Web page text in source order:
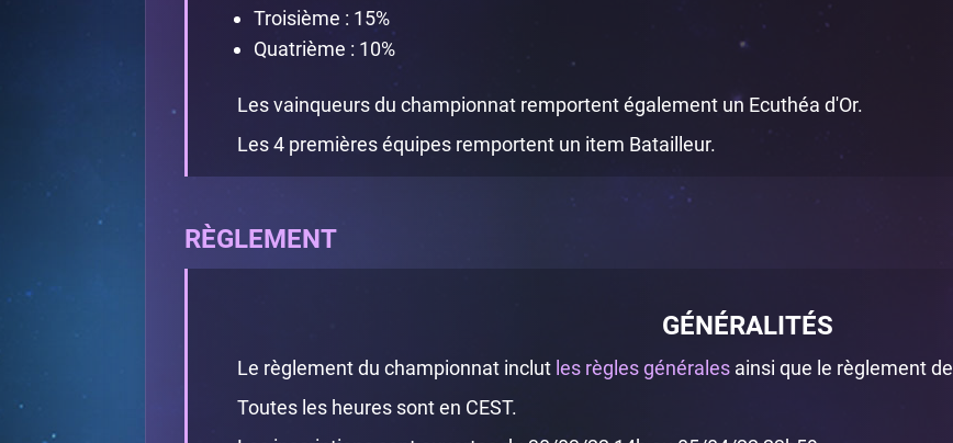
Troisième : 15%
Quatrième : 10%
Les vainqueurs du championnat remportent également un Ecuthéa d'Or.
Les 4 premières équipes remportent un item Batailleur.
RÈGLEMENT
GÉNÉRALITÉS
Le règlement du championnat inclut les règles générales ainsi que le règlement de
Toutes les heures sont en CEST.